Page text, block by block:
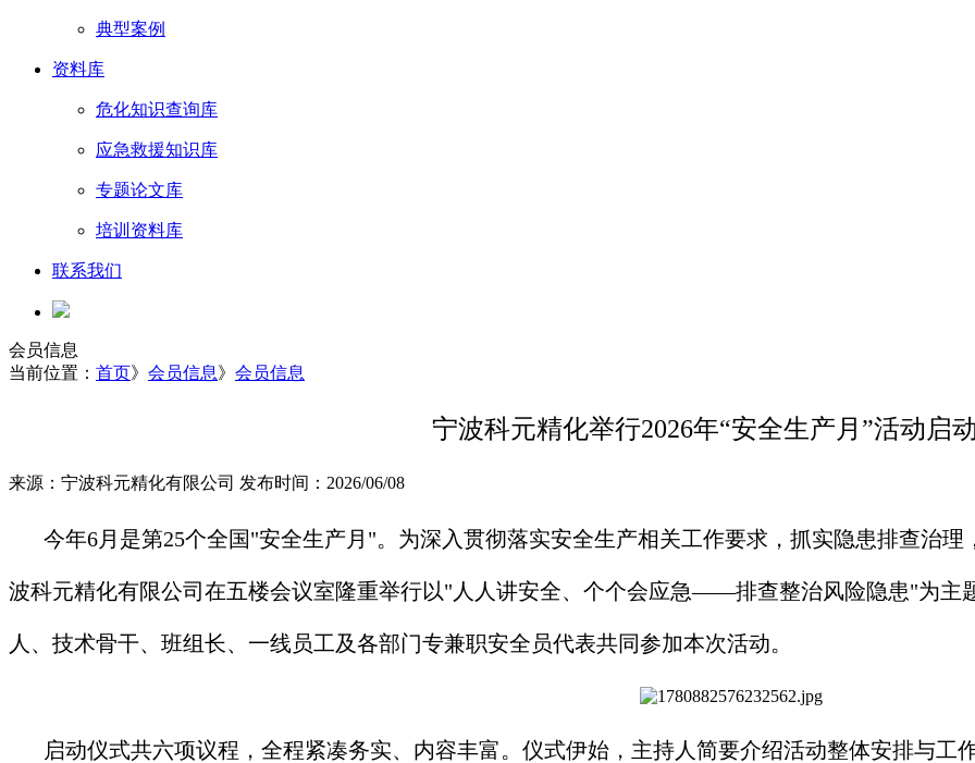
典型案例
资料库
危化知识查询库
应急救援知识库
专题论文库
培训资料库
联系我们
会员信息
当前位置： 首页》 会员信息》 会员信息
宁波科元精化举行2026年“安全生产月”活动启
来源：宁波科元精化有限公司 发布时间：2026/06/08
今年6月是第25个全国"安全生产月"。为深入贯彻落实安全生产相关工作要求，抓实隐患排查治
波科元精化有限公司在五楼会议室隆重举行以"人人讲安全、个个会应急——排查整治风险隐患"为主
人、技术骨干、班组长、一线员工及各部门专兼职安全员代表共同参加本次活动。
启动仪式共六项议程，全程紧凑务实、内容丰富。仪式伊始，主持人简要介绍活动整体安排与工